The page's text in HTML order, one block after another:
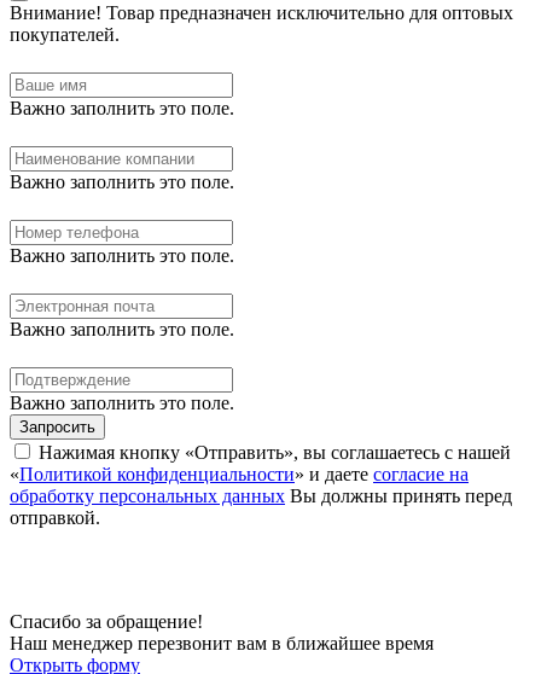
Внимание! Товар предназначен исключительно для оптовых
покупателей.
Важно заполнить это поле.
Важно заполнить это поле.
Важно заполнить это поле.
Важно заполнить это поле.
Важно заполнить это поле.
Запросить
Нажимая кнопку «Отправить», вы соглашаетесь с нашей
«Политикой конфиденциальности» и даете согласие на
обработку персональных данных Вы должны принять перед
отправкой.
Спасибо за обращение!
Наш менеджер перезвонит вам в ближайшее время
Открыть форму